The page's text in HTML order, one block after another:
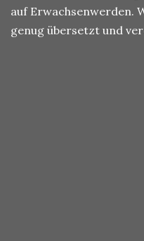
auf Erwachsenwerden.
genug übersetzt und